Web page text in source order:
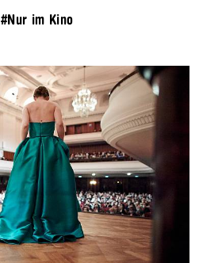
#Nur im Kino